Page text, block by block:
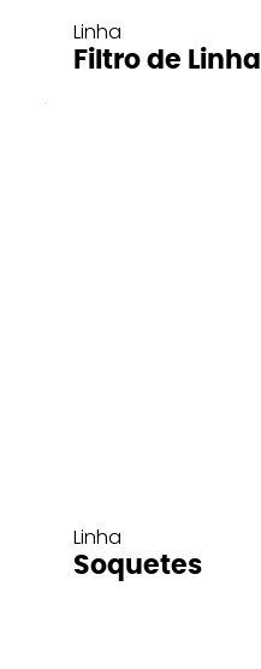
Linha
Filtro de Linha
Linha
Soquetes